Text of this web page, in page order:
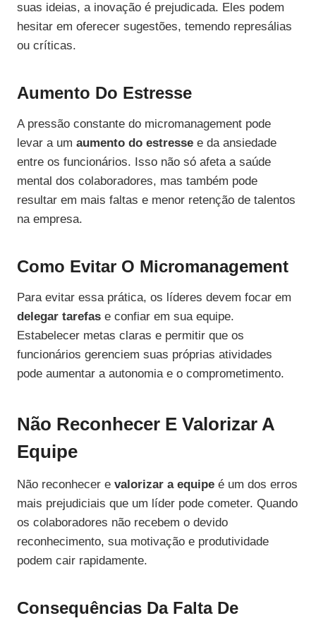
suas ideias, a inovação é prejudicada. Eles podem
hesitar em oferecer sugestões, temendo represálias
ou críticas.
Aumento Do Estresse
A pressão constante do micromanagement pode
levar a um aumento do estresse e da ansiedade
entre os funcionários. Isso não só afeta a saúde
mental dos colaboradores, mas também pode
resultar em mais faltas e menor retenção de talentos
na empresa.
Como Evitar O Micromanagement
Para evitar essa prática, os líderes devem focar em
delegar tarefas e confiar em sua equipe.
Estabelecer metas claras e permitir que os
funcionários gerenciem suas próprias atividades
pode aumentar a autonomia e o comprometimento.
Não Reconhecer E Valorizar A
Equipe
Não reconhecer e valorizar a equipe é um dos erros
mais prejudiciais que um líder pode cometer. Quando
os colaboradores não recebem o devido
reconhecimento, sua motivação e produtividade
podem cair rapidamente.
Consequências Da Falta De